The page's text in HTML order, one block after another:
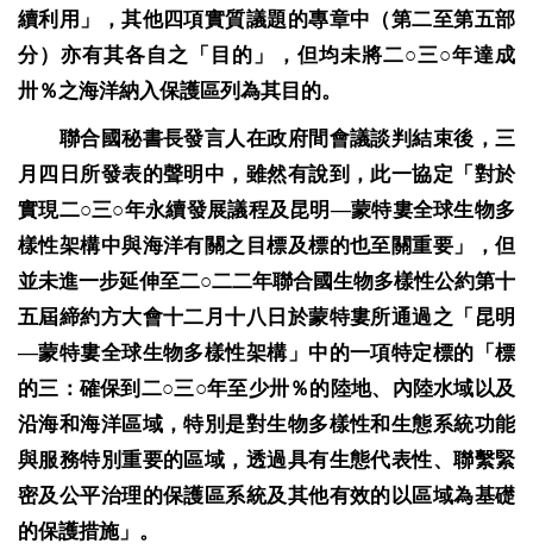
續利用」，其他四項實質議題的專章中（第二至第五部
分）亦有其各自之「目的」，但均未將二○三○年達成
卅％之海洋納入保護區列為其目的。
聯合國秘書長發言人在政府間會議談判結束後，三
月四日所發表的聲明中，雖然有說到，此一協定「對於
實現二○三○年永續發展議程及昆明—蒙特婁全球生物多
樣性架構中與海洋有關之目標及標的也至關重要」，但
並未進一步延伸至二○二二年聯合國生物多樣性公約第十
五屆締約方大會十二月十八日於蒙特婁所通過之「昆明
—蒙特婁全球生物多樣性架構」中的一項特定標的「標
的三：確保到二○三○年至少卅％的陸地、內陸水域以及
沿海和海洋區域，特別是對生物多樣性和生態系統功能
與服務特別重要的區域，透過具有生態代表性、聯繫緊
密及公平治理的保護區系統及其他有效的以區域為基礎
的保護措施」。